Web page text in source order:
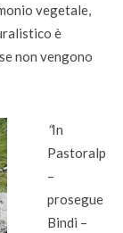
vegetale,
è
non vengono
“In
Pastoralp
–
prosegue
Bindi –